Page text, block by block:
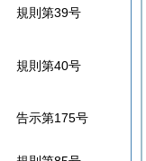
規則第39号
規則第40号
告示第175号